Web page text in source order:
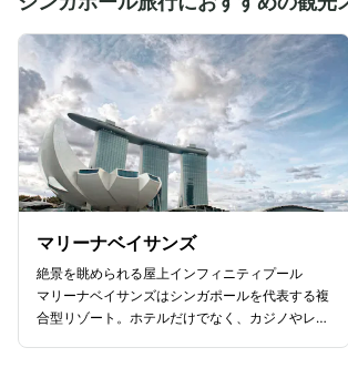
マリーナベイサンズ
絶景を眺められる屋上インフィニティプール
マリーナベイサンズはシンガポールを代表する複
合型リゾート。ホテルだけでなく、カジノやレス